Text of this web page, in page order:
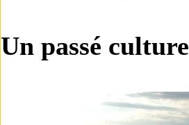
Un passé